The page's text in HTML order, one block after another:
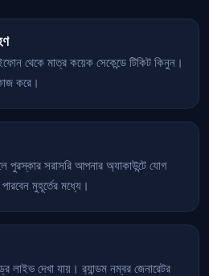
থেকে মাত্র কয়েক সেকেন্ডে টিকিট কিনুন।
করে।
সরাসরি আপনার অ্যাকাউন্টে যোগ
মুহূর্তের মধ্যে।
লাইভ দেখা যায়। র‍্যান্ডম নম্বর জেনারেটর